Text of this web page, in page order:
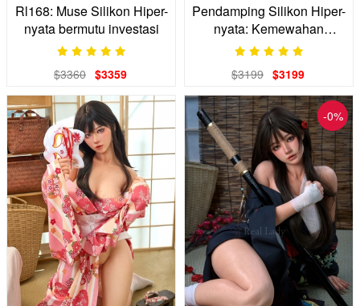
Rl168: Muse Silikon Hiper-
nyata bermutu investasi
$3360 $3359
Pendamping Silikon Hiper-
nyata: Kemewahan
Kehadiran
$3199 $3199
-0%